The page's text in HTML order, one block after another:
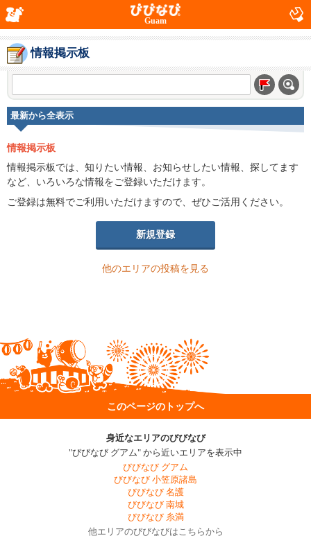
Guam
情報掲示板
最新から全表示
情報掲示板
情報掲示板では、知りたい情報、お知らせしたい情報、探してます
など、いろいろな情報をご登録いただけます。
ご登録は無料でご利用いただけますので、ぜひご活用ください。
新規登録
他のエリアの投稿を見る
このページのトップへ
身近なエリアのびびなび
"びびなび グアム" から近いエリアを表示中
びびなび グアム
びびなび 小笠原諸島
びびなび 名護
びびなび 南城
びびなび 糸満
他エリアのびびなびはこちらから